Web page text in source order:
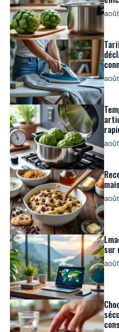
août
sur
août